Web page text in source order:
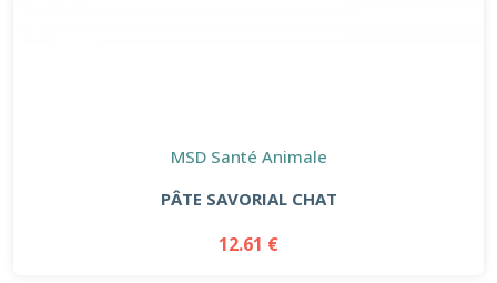
MSD Santé Animale
PÂTE SAVORIAL CHAT
12.61 €